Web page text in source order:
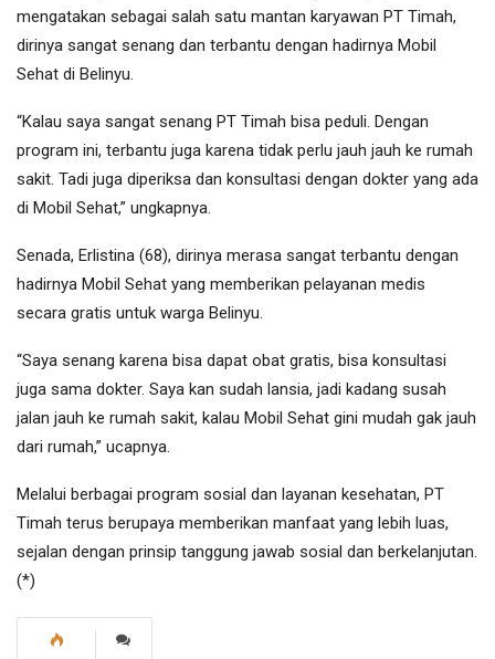
mengatakan sebagai salah satu mantan karyawan PT Timah,
dirinya sangat senang dan terbantu dengan hadirnya Mobil
Sehat di Belinyu.
“Kalau saya sangat senang PT Timah bisa peduli. Dengan
program ini, terbantu juga karena tidak perlu jauh jauh ke rumah
sakit. Tadi juga diperiksa dan konsultasi dengan dokter yang ada
di Mobil Sehat,” ungkapnya.
Senada, Erlistina (68), dirinya merasa sangat terbantu dengan
hadirnya Mobil Sehat yang memberikan pelayanan medis
secara gratis untuk warga Belinyu.
“Saya senang karena bisa dapat obat gratis, bisa konsultasi
juga sama dokter. Saya kan sudah lansia, jadi kadang susah
jalan jauh ke rumah sakit, kalau Mobil Sehat gini mudah gak jauh
dari rumah,” ucapnya.
Melalui berbagai program sosial dan layanan kesehatan, PT
Timah terus berupaya memberikan manfaat yang lebih luas,
sejalan dengan prinsip tanggung jawab sosial dan berkelanjutan.
(*)